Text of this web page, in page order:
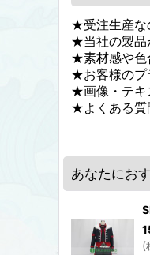
★受注生産な
★当社の製品
★素材感や色
★お客様のプ
★画像・テキ
★よくある質
あなたにお
(